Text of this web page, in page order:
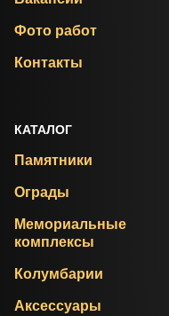
Фото работ
Контакты
КАТАЛОГ
Памятники
Ограды
Мемориальные
комплексы
Колумбарии
Аксессуары